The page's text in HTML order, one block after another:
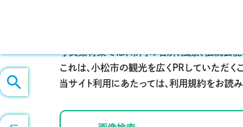
これは、小松市の観光を広くＰＲしていただく
当サイト利用にあたっては、利用規約をお読み